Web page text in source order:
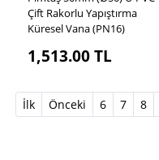
Çift Rakorlu Yapıştırma
Küresel Vana (PN16)
1,513.00TL
İlk Önceki 6 7 8